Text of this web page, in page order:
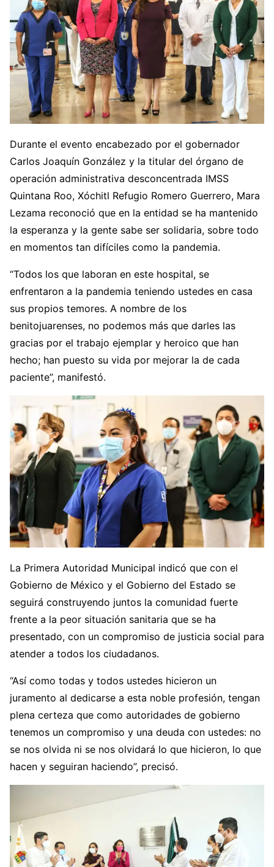
Durante el evento encabezado por el gobernador
Carlos Joaquín González y la titular del órgano de
operación administrativa desconcentrada IMSS
Quintana Roo, Xóchitl Refugio Romero Guerrero, Mara
Lezama reconoció que en la entidad se ha mantenido
la esperanza y la gente sabe ser solidaria, sobre todo
en momentos tan difíciles como la pandemia.
“Todos los que laboran en este hospital, se
enfrentaron a la pandemia teniendo ustedes en casa
sus propios temores. A nombre de los
benitojuarenses, no podemos más que darles las
gracias por el trabajo ejemplar y heroico que han
hecho; han puesto su vida por mejorar la de cada
paciente”, manifestó.
La Primera Autoridad Municipal indicó que con el
Gobierno de México y el Gobierno del Estado se
seguirá construyendo juntos la comunidad fuerte
frente a la peor situación sanitaria que se ha
presentado, con un compromiso de justicia social para
atender a todos los ciudadanos.
“Así como todas y todos ustedes hicieron un
juramento al dedicarse a esta noble profesión, tengan
plena certeza que como autoridades de gobierno
tenemos un compromiso y una deuda con ustedes: no
se nos olvida ni se nos olvidará lo que hicieron, lo que
hacen y seguiran haciendo”, precisó.